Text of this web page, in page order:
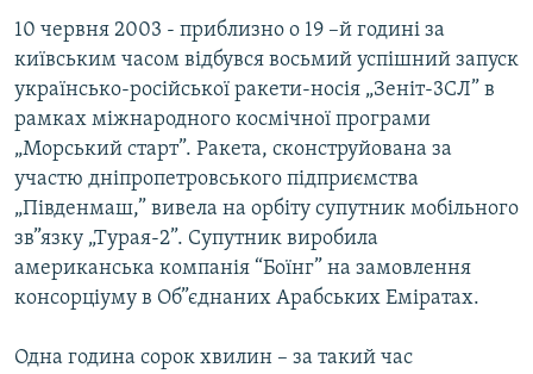
МУЛЬТИМЕДІА
ФОТО
СПЕЦПРОЄКТИ
ПОДКАСТИ
КРИМ РЕАЛІЇ
УКР
10 червня 2003 - приблизно о 19 –й годині за
київським часом відбувся восьмий успішний запуск
українсько-російської ракети-носія „Зеніт-3СЛ” в
рамках міжнародного космічної програми
„Морський старт”. Ракета, сконструйована за
участю дніпропетровського підприємства
„Південмаш,” вивела на орбіту супутник мобільного
зв”язку „Турая-2”. Супутник виробила
американська компанія “Боїнг” на замовлення
консорціуму в Об”єднаних Арабських Еміратах.
Одна година сорок хвилин – за такий час